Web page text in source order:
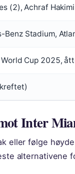
(2), Achraf
Benz Stadium,
World Cup 2025,
Inter
eller følge
alternativene